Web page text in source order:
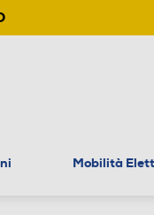
Mobilità